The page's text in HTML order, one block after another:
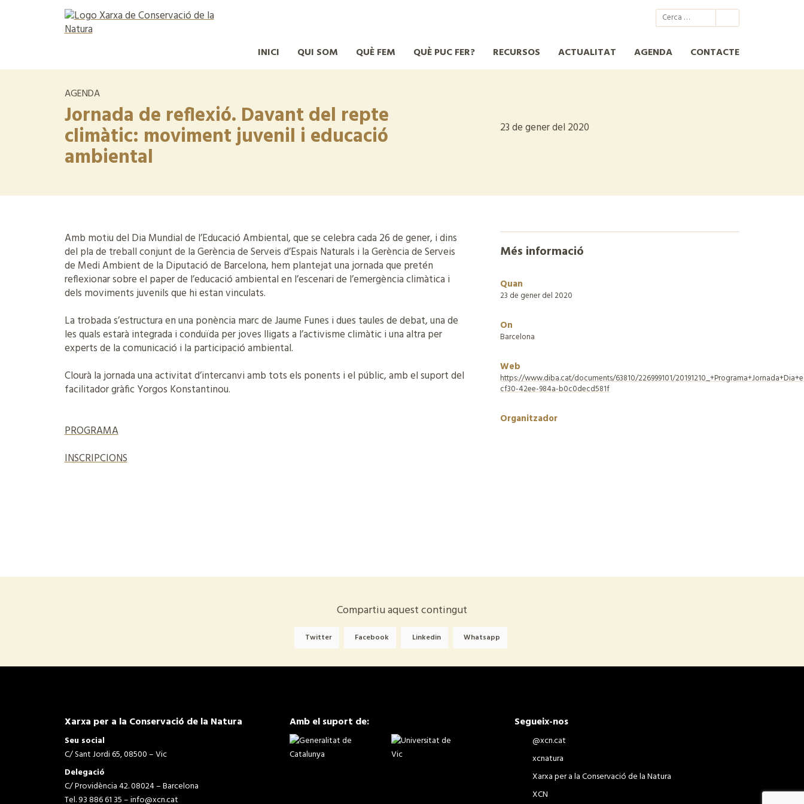
Xarxa per a la Conservació de la Natura
INICI QUI SOM QUÈ FEM QUÈ PUC FER? RECURSOS ACTUALITAT AGENDA CONTACTE
AGENDA
Jornada de reflexió. Davant del repte
climàtic: moviment juvenil i educació
ambiental
23 de gener del 2020
Amb motiu del Dia Mundial de l’Educació Ambiental, que se celebra cada 26 de gener, i dins
del pla de treball conjunt de la Gerència de Serveis d’Espais Naturals i la Gerència de Serveis
de Medi Ambient de la Diputació de Barcelona, hem plantejat una jornada que pretén
reflexionar sobre el paper de l’educació ambiental en l’escenari de l’emergència climàtica i
dels moviments juvenils que hi estan vinculats.
La trobada s’estructura en una ponència marc de Jaume Funes i dues taules de debat, una de
les quals estarà integrada i conduïda per joves lligats a l’activisme climàtic i una altra per
experts de la comunicació i la participació ambiental.
Clourà la jornada una activitat d’intercanvi amb tots els ponents i el públic, amb el suport del
facilitador gràfic Yorgos Konstantinou.
PROGRAMA
INSCRIPCIONS
Més informació
Quan
23 de gener del 2020
On
Barcelona
Web
https://www.diba.cat/documents/63810/226999101/
cf30-42ee-984a-b0c0decd581f
Organitzador
Compartiu aquest contingut
Twitter Facebook Linkedin Whatsapp
Xarxa per a la Conservació de la Natura
Seu social
C/ Sant Jordi 65, 08500 – Vic
Delegació
C/ Providència 42. 08024 – Barcelona
Tel. 93 886 61 35 –info@xcn.cat
Amb el suport de: Segueix-nos
@xcn.cat
xcnatura
Xarxa per a la Conservació de la Natura
XCN